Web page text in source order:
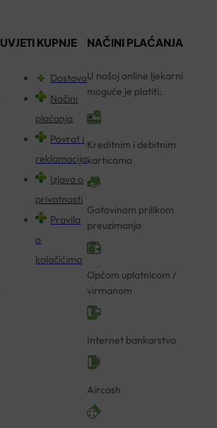
UVJETI KUPNJE
Dostava
Načini
plaćanja
Povrat i
reklamacija
Izjava o
privatnosti
Pravila
o
kolačićima
NAČINI PLAĆANJA
U našoj online ljekarni
moguće je platiti:
Kreditnim i debitnim
karticama
Gotovinom prilikom
preuzimanja
Općom uplatnicom /
virmanom
Internet bankarstvo
Aircash